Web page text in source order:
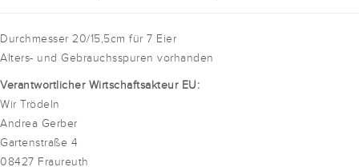
Durchmesser 20/15,5cm für 7 Eier
Alters- und Gebrauchsspuren vorhanden
Verantwortlicher Wirtschaftsakteur EU:
Wir Trödeln
Andrea Gerber
Gartenstraße 4
08427 Fraureuth